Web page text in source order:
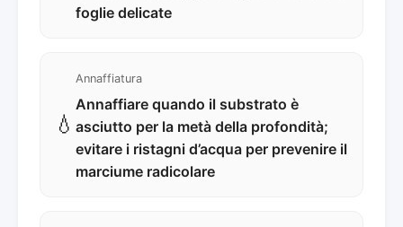
foglie delicate
💧
Annaffiatura
Annaffiare quando il substrato è
asciutto per la metà della profondità;
evitare i ristagni d’acqua per prevenire il
marciume radicolare